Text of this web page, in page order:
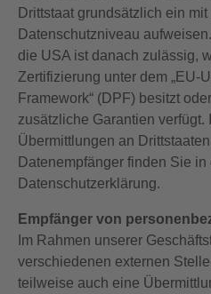
Drittstaat grundsätzlich ein
Datenschutzniveau
die USA ist danach zulässig,
Zertifizierung unter dem „EU-
Framework“ (DPF) besitzt
zusätzliche Garantien verfügt.
Übermittlungen an
Datenempfänger finden Sie in
Datenschutzerklärung.
Empfänger von
Im Rahmen unserer
verschiedenen externen
teilweise auch eine